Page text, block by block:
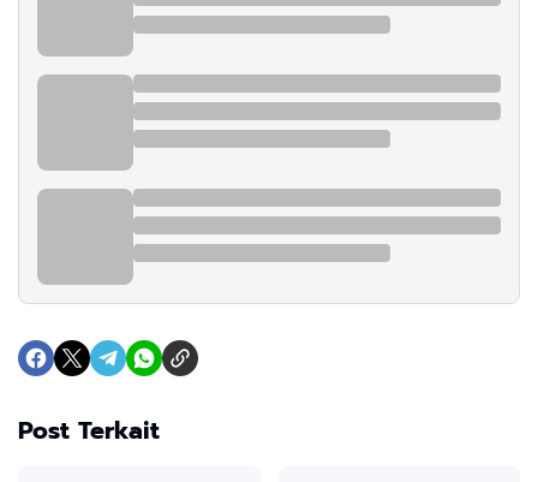
Post Terkait